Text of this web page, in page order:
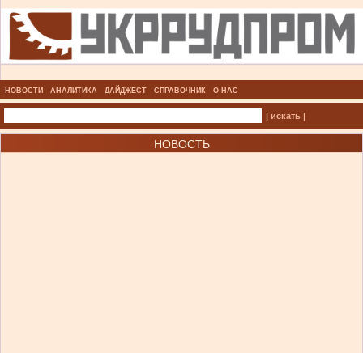
НОВОСТИ АНАЛИТИКА ДАЙДЖЕСТ СПРАВОЧНИК О НАС
| искать |
НОВОСТЬ